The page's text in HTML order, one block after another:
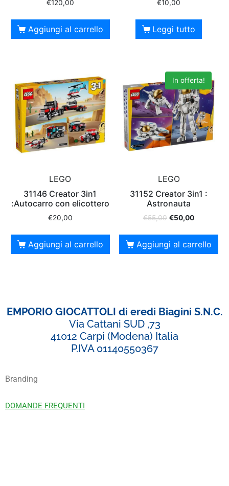
€120,00
Aggiungi al carrello
€10,00
Leggi tutto
LEGO
31146 Creator 3in1
:Autocarro con elicottero
€20,00
Aggiungi al carrello
In offerta!
LEGO
31152 Creator 3in1 :
Astronauta
€55,00 €50,00
Aggiungi al carrello
EMPORIO GIOCATTOLI di eredi Biagini S.N.C.
Via Cattani SUD ,73
41012 Carpi (Modena) Italia
P.IVA 01140550367
Branding
DOMANDE FREQUENTI